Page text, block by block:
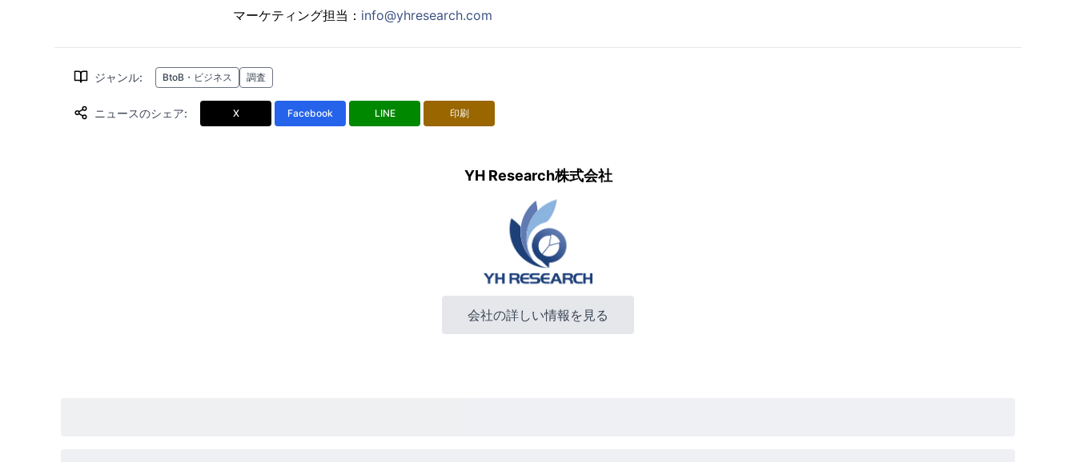
マーケティング担当： info@yhresearch.com
ジャンル: BtoB・ビジネス 調査
ニュースのシェア: X Facebook LINE 印刷
YH Research株式会社
会社の詳しい情報を見る